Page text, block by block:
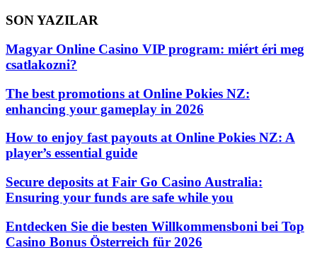
SON YAZILAR
Magyar Online Casino VIP program: miért éri meg
csatlakozni?
The best promotions at Online Pokies NZ:
enhancing your gameplay in 2026
How to enjoy fast payouts at Online Pokies NZ: A
player’s essential guide
Secure deposits at Fair Go Casino Australia:
Ensuring your funds are safe while you
Entdecken Sie die besten Willkommensboni bei Top
Casino Bonus Österreich für 2026